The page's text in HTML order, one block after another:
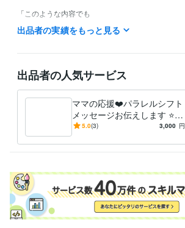
「このような内容でも
鑑定してもらえるのかなぁ？」など
お気軽に
ホーム画面の「メッセージ」
のところから
お問い合わせください。
返信させていただきまして
させていただきます❤️
ご納得いただけましたら
サービスのご購入のお手続きを
お願いいたします(*^^*)
出品者の実績をもっと見る
出品者の人気サービス
ママの応援❤️パラレルシフト
メッセージお伝えします ⭐️タ
ロット・オラクルカード⭐️子
5.0(3) 3,000 円